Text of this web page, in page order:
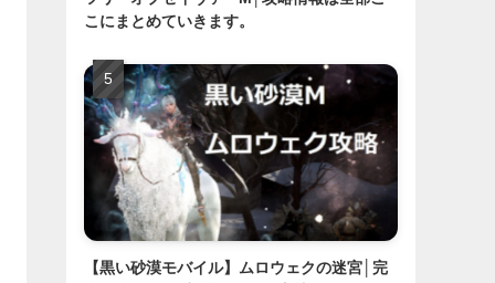
こにまとめていきます。
【黒い砂漠モバイル】ムロウェクの迷宮│完